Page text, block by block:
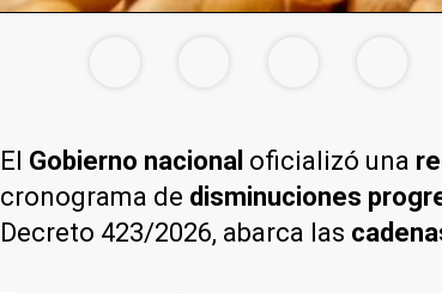
El Gobierno nacional oficializó una
cronograma de disminuciones
Decreto 423/2026, abarca las